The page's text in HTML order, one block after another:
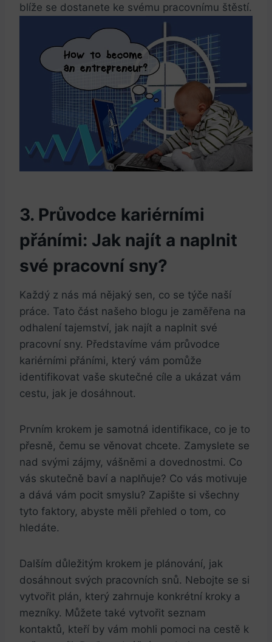
blíže se dostanete ke svému pracovnímu štěstí.
3. Průvodce kariérními‌
přáními: Jak najít a naplnit
své pracovní sny?
Každý z⁢ nás má nějaký sen, co ⁤se týče naší
práce. Tato část našeho blogu je zaměřena na
odhalení tajemství, jak najít ‍a naplnit své
pracovní sny. Představíme vám průvodce
kariérními přáními, který ‌vám pomůže
identifikovat vaše skutečné cíle a ukázat vám
cestu, jak je dosáhnout.
Prvním krokem je samotná identifikace, co je to
přesně, čemu se věnovat chcete. Zamyslete se
nad svými‌ zájmy, vášněmi a dovednostmi. Co
vás skutečně baví a naplňuje? Co vás motivuje
a dává vám pocit smyslu? Zapište⁤ si všechny
tyto faktory, abyste měli přehled o tom, co
hledáte.
Dalším důležitým‍ krokem je plánování, jak
dosáhnout svých pracovních snů. Nebojte​ se ​si
vytvořit plán, který zahrnuje konkrétní kroky a
mezníky. Můžete také vytvořit seznam
kontaktů,⁢ kteří by ‌vám ‍mohli pomoci na cestě k